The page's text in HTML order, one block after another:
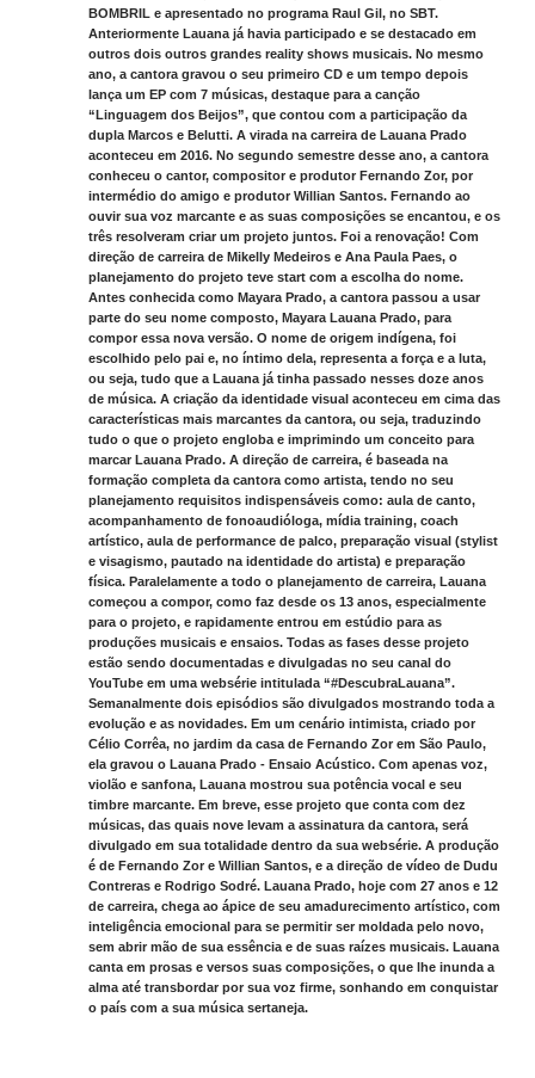
BOMBRIL e apresentado no programa Raul Gil, no SBT.
Anteriormente Lauana já havia participado e se destacado em
outros dois outros grandes reality shows musicais. No mesmo
ano, a cantora gravou o seu primeiro CD e um tempo depois
lança um EP com 7 músicas, destaque para a canção
“Linguagem dos Beijos”, que contou com a participação da
dupla Marcos e Belutti. A virada na carreira de Lauana Prado
aconteceu em 2016. No segundo semestre desse ano, a cantora
conheceu o cantor, compositor e produtor Fernando Zor, por
intermédio do amigo e produtor Willian Santos. Fernando ao
ouvir sua voz marcante e as suas composições se encantou, e os
três resolveram criar um projeto juntos. Foi a renovação! Com
direção de carreira de Mikelly Medeiros e Ana Paula Paes, o
planejamento do projeto teve start com a escolha do nome.
Antes conhecida como Mayara Prado, a cantora passou a usar
parte do seu nome composto, Mayara Lauana Prado, para
compor essa nova versão. O nome de origem indígena, foi
escolhido pelo pai e, no íntimo dela, representa a força e a luta,
ou seja, tudo que a Lauana já tinha passado nesses doze anos
de música. A criação da identidade visual aconteceu em cima das
características mais marcantes da cantora, ou seja, traduzindo
tudo o que o projeto engloba e imprimindo um conceito para
marcar Lauana Prado. A direção de carreira, é baseada na
formação completa da cantora como artista, tendo no seu
planejamento requisitos indispensáveis como: aula de canto,
acompanhamento de fonoaudióloga, mídia training, coach
artístico, aula de performance de palco, preparação visual (stylist
e visagismo, pautado na identidade do artista) e preparação
física. Paralelamente a todo o planejamento de carreira, Lauana
começou a compor, como faz desde os 13 anos, especialmente
para o projeto, e rapidamente entrou em estúdio para as
produções musicais e ensaios. Todas as fases desse projeto
estão sendo documentadas e divulgadas no seu canal do
YouTube em uma websérie intitulada “#DescubraLauana”.
Semanalmente dois episódios são divulgados mostrando toda a
evolução e as novidades. Em um cenário intimista, criado por
Célio Corrêa, no jardim da casa de Fernando Zor em São Paulo,
ela gravou o Lauana Prado - Ensaio Acústico. Com apenas voz,
violão e sanfona, Lauana mostrou sua potência vocal e seu
timbre marcante. Em breve, esse projeto que conta com dez
músicas, das quais nove levam a assinatura da cantora, será
divulgado em sua totalidade dentro da sua websérie. A produção
é de Fernando Zor e Willian Santos, e a direção de vídeo de Dudu
Contreras e Rodrigo Sodré. Lauana Prado, hoje com 27 anos e 12
de carreira, chega ao ápice de seu amadurecimento artístico, com
inteligência emocional para se permitir ser moldada pelo novo,
sem abrir mão de sua essência e de suas raízes musicais. Lauana
canta em prosas e versos suas composições, o que lhe inunda a
alma até transbordar por sua voz firme, sonhando em conquistar
o país com a sua música sertaneja.